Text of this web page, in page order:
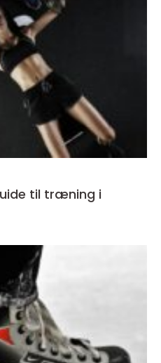
til træning i